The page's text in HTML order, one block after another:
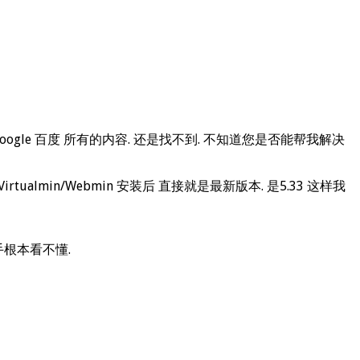
百度 所有的内容. 还是找不到. 不知道您是否能帮我解决
Webmin 安装后 直接就是最新版本. 是5.33 这样我
本看不懂.